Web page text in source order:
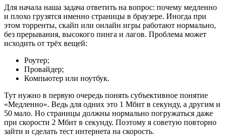
Для начала наша задача ответить на вопрос: почему медленно
и плохо грузятся именно страницы в браузере. Иногда при
этом торренты, скайп или онлайн игры работают нормально,
без прерывания, высокого пинга и лагов. Проблема может
исходить от трёх вещей:
Роутер;
Провайдер;
Компьютер или ноутбук.
Тут нужно в первую очередь понять субъективное понятие
«Медленно». Ведь для одних это 1 Мбит в секунду, а другим и
50 мало. Но страницы должны нормально погружаться даже
при скорости 2 Мбит в секунду. Поэтому я советую повторно
зайти и сделать тест интернета на скорость.